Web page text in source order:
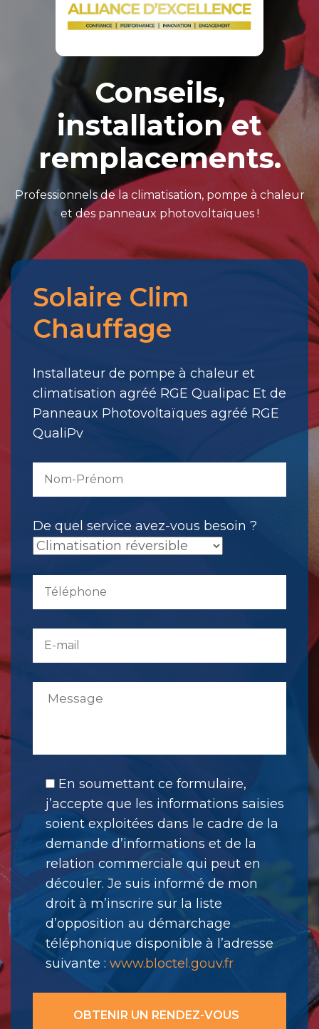
Conseils,
installation et
remplacements.
Professionnels de la climatisation, pompe à chaleur
et des panneaux photovoltaïques !
Merci
pour
votre
Il
a
été
envoyé.
Solaire Clim
Chauffage
Installateur de pompe à chaleur et
climatisation agréé RGE Qualipac Et de
Panneaux Photovoltaïques agréé RGE
QualiPv
De quel service avez-vous besoin ?
En soumettant ce formulaire,
j’accepte que les informations saisies
soient exploitées dans le cadre de la
demande d’informations et de la
relation commerciale qui peut en
découler. Je suis informé de mon
droit à m’inscrire sur la liste
d’opposition au démarchage
téléphonique disponible à l’adresse
suivante : www.bloctel.gouv.fr